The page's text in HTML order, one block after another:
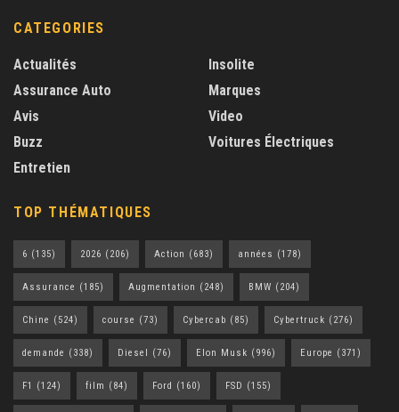
CATEGORIES
Actualités
Assurance Auto
Avis
Buzz
Entretien
Insolite
Marques
Video
Voitures Électriques
TOP THÉMATIQUES
6 (135) 2026 (206) Action (683) années (178)
Assurance (185) Augmentation (248) BMW (204)
Chine (524) course (73) Cybercab (85) Cybertruck (276)
demande (338) Diesel (76) Elon Musk (996) Europe (371)
F1 (124) film (84) Ford (160) FSD (155)